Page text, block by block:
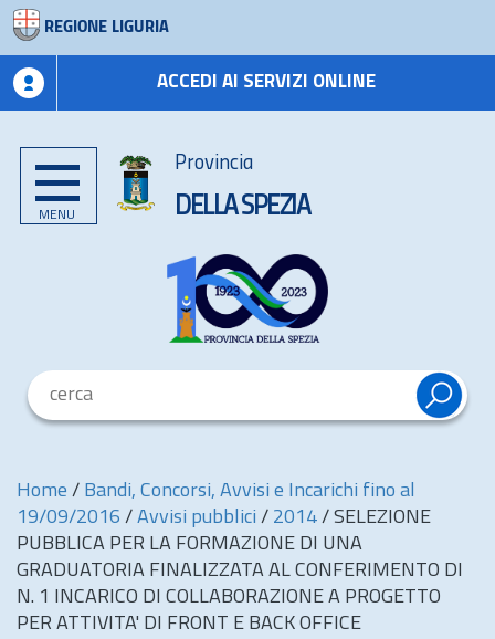
REGIONE LIGURIA
ACCEDI AI SERVIZI ONLINE
MENU
Provincia
DELLA SPEZIA
Home / Bandi, Concorsi, Avvisi e Incarichi fino al
19/09/2016 / Avvisi pubblici / 2014 / SELEZIONE
PUBBLICA PER LA FORMAZIONE DI UNA
GRADUATORIA FINALIZZATA AL CONFERIMENTO DI
N. 1 INCARICO DI COLLABORAZIONE A PROGETTO
PER ATTIVITA' DI FRONT E BACK OFFICE